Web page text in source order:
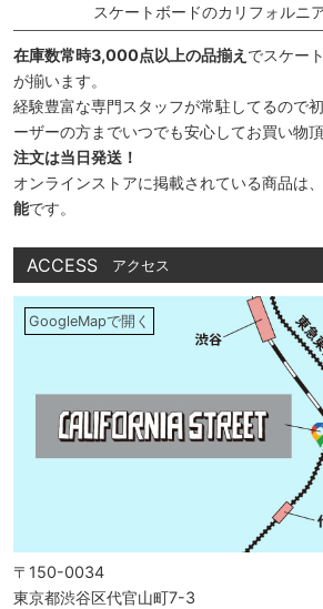
スケートボードのカリフォルニ
在庫数常時3,000点以上の品揃え でスケー
が揃います。
経験豊富な専門スタッフが常駐してるので
ーザーの方までいつでも安心してお買い物頂
注文は当日発送！
オンラインストアに掲載されている商品は
能です。
ACCESS アクセス
GoogleMapで開く
〒150-0034
東京都渋谷区代官山町7-3